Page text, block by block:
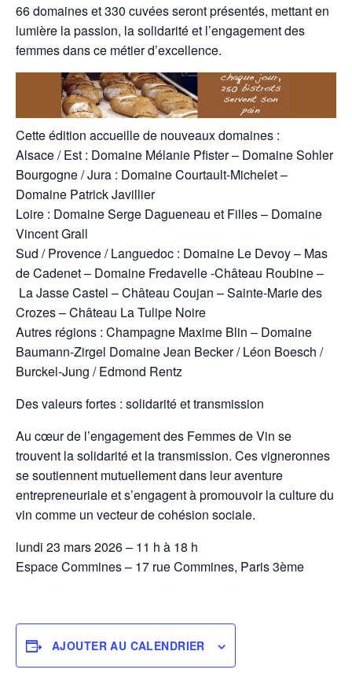
66 domaines et 330 cuvées seront présentés, mettant en
lumière la passion, la solidarité et l’engagement des
femmes dans ce métier d’excellence.
Cette édition accueille de nouveaux domaines :
Alsace / Est : Domaine Mélanie Pfister – Domaine Sohler
Bourgogne / Jura : Domaine Courtault-Michelet –
Domaine Patrick Javillier
Loire : Domaine Serge Dagueneau et Filles – Domaine
Vincent Grall
Sud / Provence / Languedoc : Domaine Le Devoy – Mas
de Cadenet – Domaine Fredavelle -Château Roubine –
La Jasse Castel – Château Coujan – Sainte-Marie des
Crozes – Château La Tulipe Noire
Autres régions : Champagne Maxime Blin – Domaine
Baumann-Zirgel Domaine Jean Becker / Léon Boesch /
Burckel-Jung / Edmond Rentz
Des valeurs fortes : solidarité et transmission
Au cœur de l’engagement des Femmes de Vin se
trouvent la solidarité et la transmission. Ces vigneronnes
se soutiennent mutuellement dans leur aventure
entrepreneuriale et s’engagent à promouvoir la culture du
vin comme un vecteur de cohésion sociale.
lundi 23 mars 2026 – 11 h à 18 h
Espace Commines – 17 rue Commines, Paris 3ème
AJOUTER AU CALENDRIER